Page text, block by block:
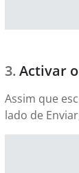
Activar
Assim que
lado de